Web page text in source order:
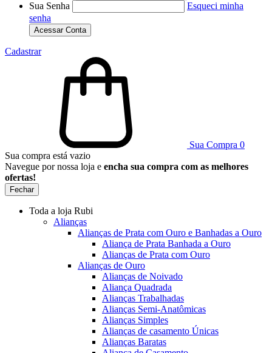
Sua Senha
Esqueci minha
senha
Acessar Conta
Cadastrar
Sua Compra 0
Sua compra está vazio
Navegue por nossa loja e encha sua compra com as melhores
ofertas!
Fechar
Toda a loja Rubi
Alianças
Alianças de Prata com Ouro e Banhadas a Ouro
Aliança de Prata Banhada a Ouro
Alianças de Prata com Ouro
Alianças de Ouro
Alianças de Noivado
Aliança Quadrada
Alianças Trabalhadas
Alianças Semi-Anatômicas
Alianças Simples
Alianças de casamento Únicas
Alianças Baratas